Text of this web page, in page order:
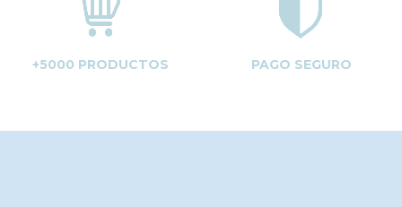
+5000 PRODUCTOS PAGO SEGURO